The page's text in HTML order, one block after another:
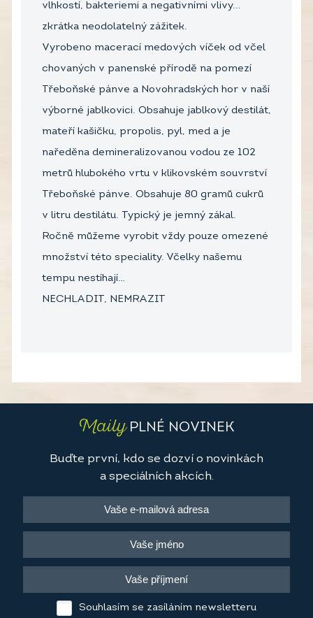
vlhkostí, bakteriemi a negativními vlivy...
zkrátka neodolatelný zážitek.
Vyrobeno macerací medových víček od včel
chovaných v panenské přírodě na pomezí
Třeboňské pánve a Novohradských hor v naší
výborné jablkovici. Obsahuje jablkový destilát,
mateří kašičku, propolis, pyl, med a je
naředěna demineralizovanou vodou ze 102
metrů hlubokého vrtu v klikovském souvrství
Třeboňské pánve. Obsahuje 80 gramů cukrů
v litru destilátu. Typický je jemný zákal.
Ročně můžeme vyrobit vždy pouze omezené
množství této speciality. Včelky našemu
tempu nestíhají…
NECHLADIT, NEMRAZIT
MailyPLNÉ NOVINEK
Buďte první, kdo se dozví o novinkách
a speciálních akcích.
Souhlasím se zasíláním newsletteru